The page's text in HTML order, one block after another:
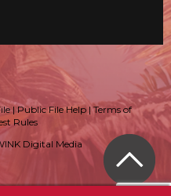
|Public File Help|Terms of
Rules
Digital Media